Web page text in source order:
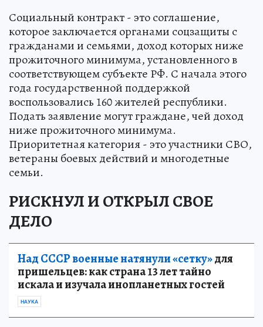
Социальный контракт - это соглашение,
которое заключается органами соцзащиты с
гражданами и семьями, доход которых ниже
прожиточного минимума, установленного в
соответствующем субъекте РФ. С начала этого
года государственной поддержкой
воспользовались 160 жителей республики.
Подать заявление могут граждане, чей доход
ниже прожиточного минимума.
Приоритетная категория - это участники СВО,
ветераны боевых действий и многодетные
семьи.
РИСКНУЛ И ОТКРЫЛ СВОЕ
ДЕЛО
Над СССР военные натянули «сетку»для
пришельцев: как страна 13 лет тайно
искала и изучала инопланетных гостей
НАУКА